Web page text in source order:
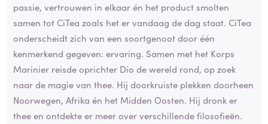
passie, vertrouwen in elkaar én het product smolten
samen tot CiTea zoals het er vandaag de dag staat. CiTea
onderscheidt zich van een soortgenoot door één
kenmerkend gegeven: ervaring. Samen met het Korps
Marinier reisde oprichter Dio de wereld rond, op zoek
naar de magie van thee. Hij doorkruiste plekken doorheen
Noorwegen, Afrika én het Midden Oosten. Hij dronk er
thee en ontdekte er meer over verschillende filosofieën.